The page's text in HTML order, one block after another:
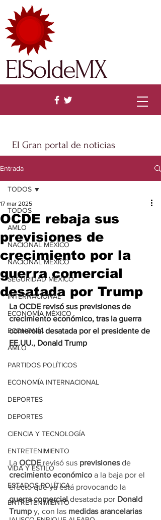
El Gran portal de noticias
ElSoldeMX
Entrada
TODOS
AMLO
NACIONAL MÉXICO
NACIONAL MÉXICO
SEGURIDAD MÉXICO
INTERNACIONAL
ECONOMÍA MÉXICO
ECONOMÍA
AMLO
PARTIDOS POLÍTICOS
ECONOMÍA INTERNACIONAL
DEPORTES
DEPORTES
CIENCIA Y TECNOLOGÍA
ENTRETENIMIENTO
VIDA Y ESTILO
ESTADOS-POLÍTICA
ENTRETENIMIENTO
TODOS
OCDE rebaja sus
previsiones de
crecimiento por la
guerra comercial
desatada por Trump
17 mar 2025
La OCDE revisó sus previsiones de
crecimiento económico, tras la guerra
comercial desatada por el presidente de
EE.UU., Donald Trump
La OCDE revisó sus previsiones de
crecimiento económico a la baja por el
efecto que ya está provocando la
guerra comercial desatada por Donald
Trump y, con las medidas arancelarias